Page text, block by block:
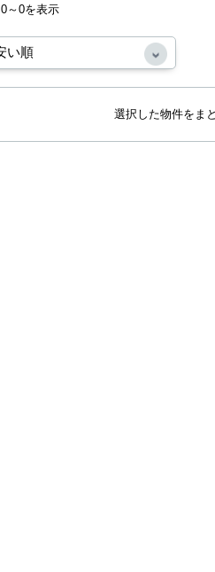
0～0を表示
選択した物件をま